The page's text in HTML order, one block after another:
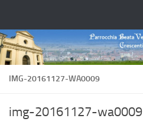
IMG-20161127-WA0009
img-20161127-wa0009